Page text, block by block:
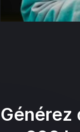
Générez